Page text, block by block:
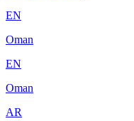
EN
Oman
EN
Oman
AR